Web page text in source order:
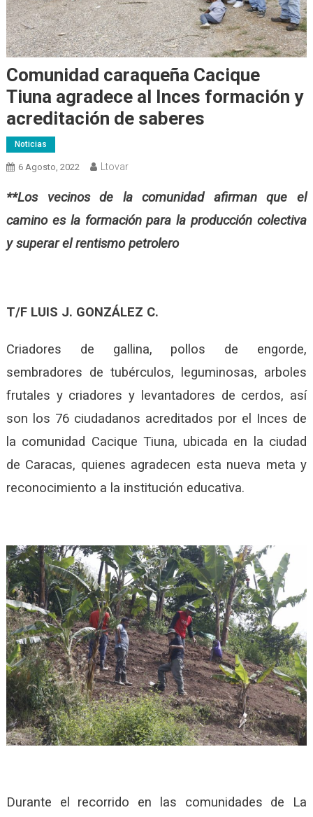
Comunidad caraqueña Cacique
Tiuna agradece al Inces formación y
acreditación de saberes
Noticias
6 Agosto, 2022 Ltovar
**Los vecinos de la comunidad afirman que el
camino es la formación para la producción colectiva
y superar el rentismo petrolero
T/F LUIS J. GONZÁLEZ C.
Criadores de gallina, pollos de engorde,
sembradores de tubérculos, leguminosas, arboles
frutales y criadores y levantadores de cerdos, así
son los 76 ciudadanos acreditados por el Inces de
la comunidad Cacique Tiuna, ubicada en la ciudad
de Caracas, quienes agradecen esta nueva meta y
reconocimiento a la institución educativa.
Durante el recorrido en las comunidades de La